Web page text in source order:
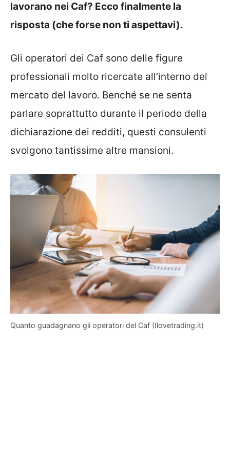
lavorano nei Caf? Ecco finalmente la
risposta (che forse non ti aspettavi).
Gli operatori dei Caf sono delle figure
professionali molto ricercate all’interno del
mercato del lavoro. Benché se ne senta
parlare soprattutto durante il periodo della
dichiarazione dei redditi, questi consulenti
svolgono tantissime altre mansioni.
Quanto guadagnano gli operatori del Caf (Ilovetrading.it)